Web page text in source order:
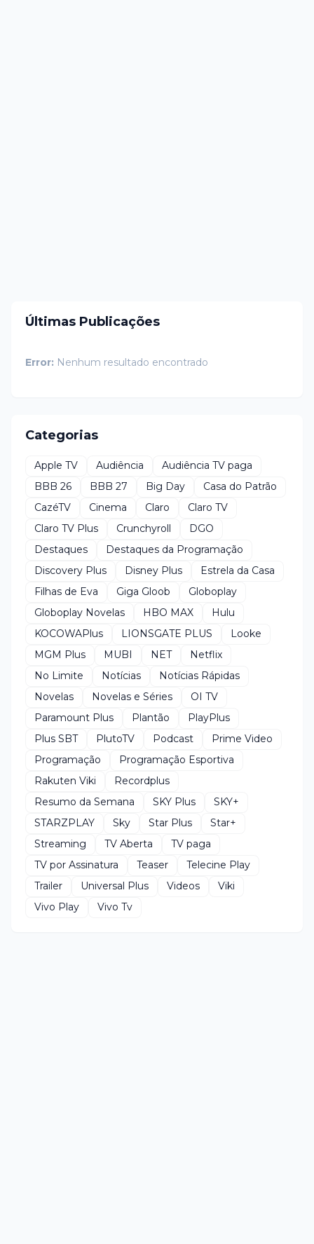
Últimas Publicações
Error: Nenhum resultado encontrado
Categorias
Apple TV Audiência
Audiência TV paga
BBB 26
BBB 27 Big Day
Casa do Patrão
CazéTV
Cinema Claro
Claro TV
Claro TV Plus
Crunchyroll
DGO
Destaques
Destaques da Programação
Discovery Plus
Disney Plus
Estrela da Casa
Filhas de Eva
Giga Gloob
Globoplay
Globoplay Novelas
HBO MAX
Hulu
KOCOWAPlus
LIONSGATE PLUS
Looke
MGM Plus
MUBI NET
Netflix
No Limite
Notícias
Notícias Rápidas
Novelas
Novelas e Séries
OI TV
Paramount Plus
Plantão
PlayPlus
Plus SBT
PlutoTV Podcast
Prime Video
Programação
Programação Esportiva
Rakuten Viki
Recordplus
Resumo da Semana
SKY Plus
SKY+
STARZPLAY
Sky Star Plus
Star+
Streaming
TV Aberta
TV paga
TV por Assinatura
Teaser
Telecine Play
Trailer
Universal Plus Videos
Viki
Vivo Play
Vivo Tv